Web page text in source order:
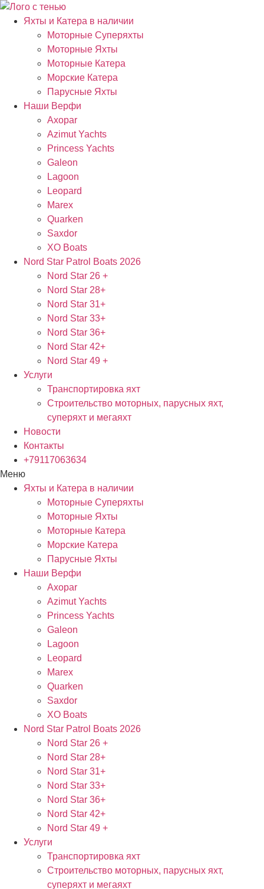
Яхты и Катера в наличии
Моторные Суперяхты
Моторные Яхты
Моторные Катера
Морские Катера
Парусные Яхты
Наши Верфи
Axopar
Azimut Yachts
Princess Yachts
Galeon
Lagoon
Leopard
Marex
Quarken
Saxdor
XO Boats
Nord Star Patrol Boats 2026
Nord Star 26 +
Nord Star 28+
Nord Star 31+
Nord Star 33+
Nord Star 36+
Nord Star 42+
Nord Star 49 +
Услуги
Транспортировка яхт
Строительство моторных, парусных яхт,
суперяхт и мегаяхт
Новости
Контакты
+79117063634
Меню
Яхты и Катера в наличии
Моторные Суперяхты
Моторные Яхты
Моторные Катера
Морские Катера
Парусные Яхты
Наши Верфи
Axopar
Azimut Yachts
Princess Yachts
Galeon
Lagoon
Leopard
Marex
Quarken
Saxdor
XO Boats
Nord Star Patrol Boats 2026
Nord Star 26 +
Nord Star 28+
Nord Star 31+
Nord Star 33+
Nord Star 36+
Nord Star 42+
Nord Star 49 +
Услуги
Транспортировка яхт
Строительство моторных, парусных яхт,
суперяхт и мегаяхт